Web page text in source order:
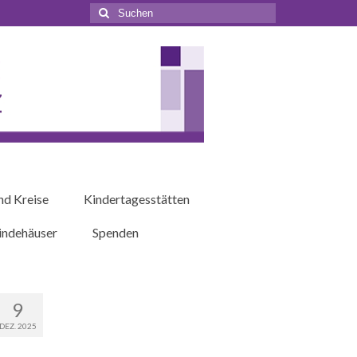
Suchen
nach:
Kreise Kindertagesstätten
Spenden
9
DEZ. 2025